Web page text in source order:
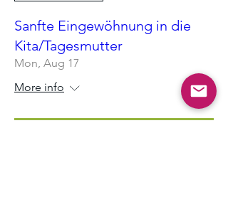
Sanfte Eingewöhnung in die
Kita/Tagesmutter
Mon, Aug 17
More info